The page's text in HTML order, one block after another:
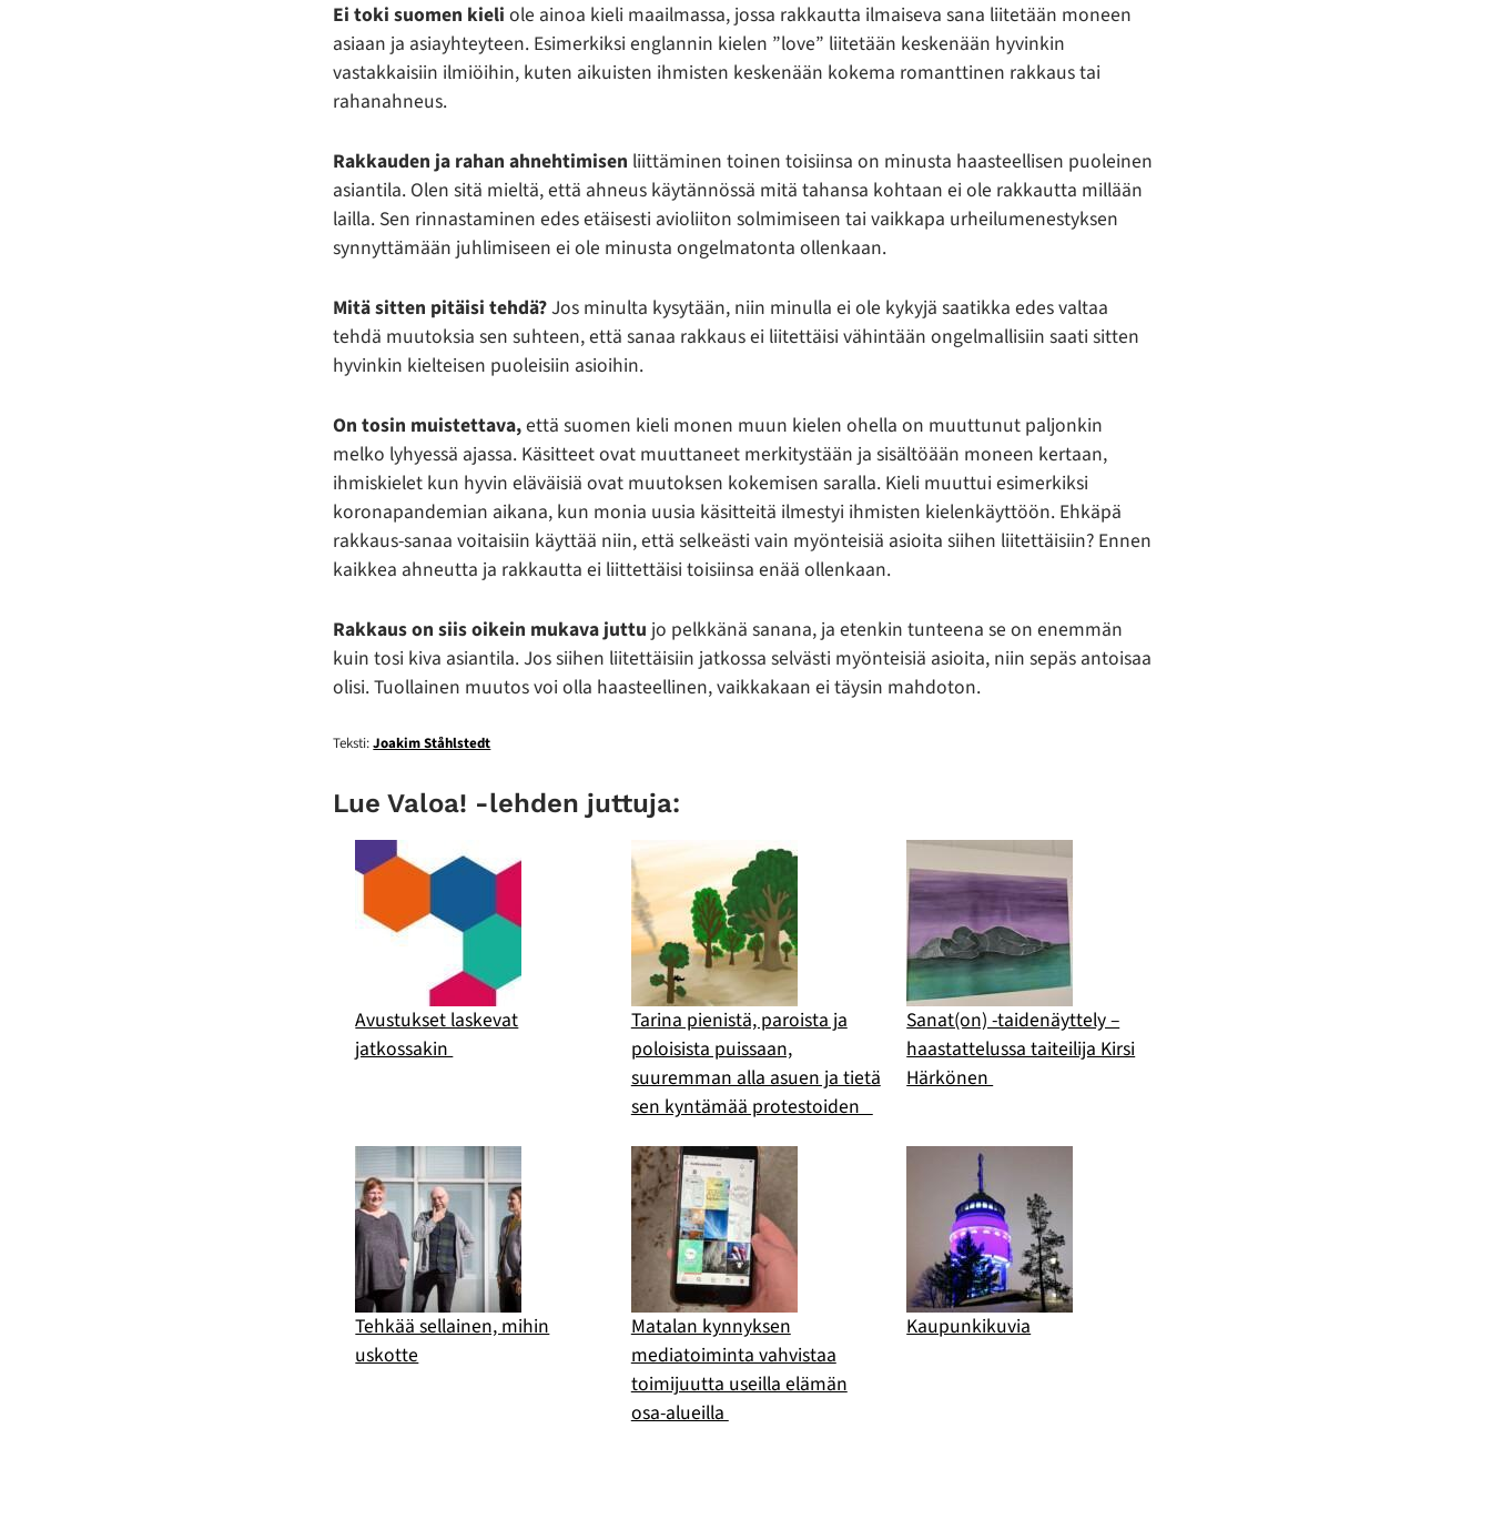
Ei toki suomen kieli ole ainoa kieli maailmassa, jossa rakkautta ilmaiseva sana liitetään moneen
asiaan ja asiayhteyteen. Esimerkiksi englannin kielen ”love” liitetään keskenään hyvinkin
vastakkaisiin ilmiöihin, kuten aikuisten ihmisten keskenään kokema romanttinen rakkaus tai
rahanahneus.
Rakkaudenja rahan ahnehtimisen liittäminen toinen toisiinsa on minusta haasteellisen puoleinen
asiantila. Olen sitä mieltä, että ahneus käytännössä mitä tahansa kohtaan ei ole rakkautta millään
lailla. Sen rinnastaminen edes etäisesti avioliiton solmimiseen tai vaikkapa urheilumenestyksen
synnyttämään juhlimiseen ei ole minusta ongelmatonta ollenkaan.
Mitä sitten pitäisi tehdä?Jos minulta kysytään, niin minulla ei ole kykyjä saatikka edes valtaa
tehdä muutoksia sen suhteen, että sanaa rakkaus ei liitettäisi vähintään ongelmallisiin saati sitten
hyvinkin kielteisen puoleisiin asioihin.
On tosin muistettava,että suomen kieli monen muun kielen ohella on muuttunut paljonkin
melko lyhyessä ajassa. Käsitteet ovat muuttaneet merkitystään ja sisältöään moneen kertaan,
ihmiskielet kun hyvin eläväisiä ovat muutoksen kokemisen saralla. Kieli muuttui esimerkiksi
koronapandemian aikana, kun monia uusia käsitteitä ilmestyi ihmisten kielenkäyttöön. Ehkäpä
rakkaus-sanaa voitaisiin käyttää niin, että selkeästi vain myönteisiä asioita siihen liitettäisiin? Ennen
kaikkea ahneutta ja rakkautta ei liittettäisi toisiinsa enää ollenkaan.
Rakkaus on siis oikein mukava juttu jo pelkkänä sanana, ja etenkin tunteena se on enemmän
kuin tosi kiva asiantila. Jos siihen liitettäisiin jatkossa selvästi myönteisiä asioita, niin sepäs antoisaa
olisi. Tuollainen muutos voi olla haasteellinen, vaikkakaan ei täysin mahdoton.
Teksti:Joakim Ståhlstedt
Lue Valoa! -lehden juttuja:
Avustukset laskevat
jatkossakin
Tarina pienistä, paroista ja
poloisista puissaan,
suuremman alla asuen ja tietä
sen kyntämää protestoiden
Sanat(on) -taidenäyttely –
haastattelussa taiteilija Kirsi
Härkönen
Tehkää sellainen, mihin
uskotte
Matalan kynnyksen
mediatoiminta vahvistaa
toimijuutta useilla elämän
osa-alueilla
Kaupunkikuvia